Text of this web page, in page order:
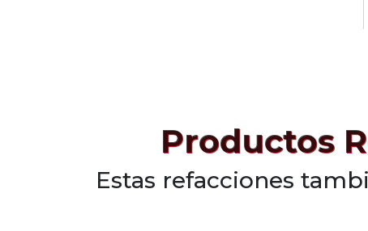
Productos
Estas refacciones